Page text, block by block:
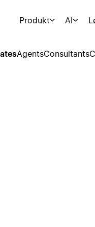
Produkt AI
AgentsConsultants